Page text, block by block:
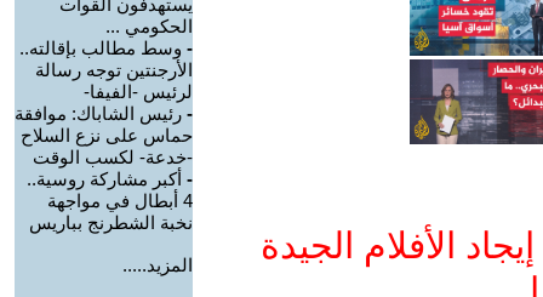
الأفلام الجيدة
يستهدفون القوات
الحكومي ...
- وسط مطالب بإقالته..
الأرجنتين توجه رسالة
لرئيس -الفيفا-
- رئيس الشاباك: موافقة
حماس على نزع السلاح
-خدعة- لكسب الوقت
- أكبر مشاركة روسية..
4 أبطال في مواجهة
نخبة الشطرنج بباريس
المزيد.....